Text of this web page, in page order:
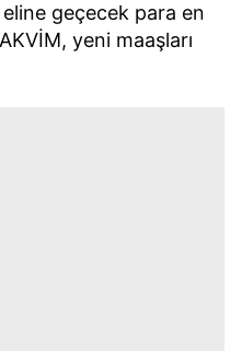
eline geçecek para en
yeni maaşları